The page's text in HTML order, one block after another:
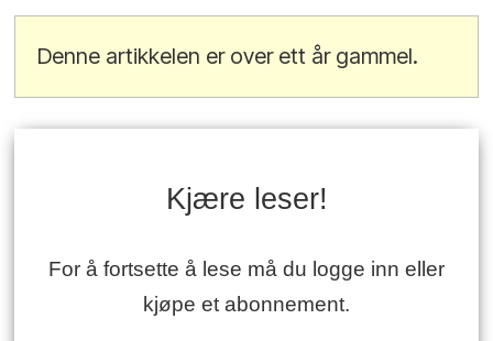
Denne artikkelen er over ett år gammel.
Kjære leser!
For å fortsette å lese må du logge inn eller
kjøpe et abonnement.